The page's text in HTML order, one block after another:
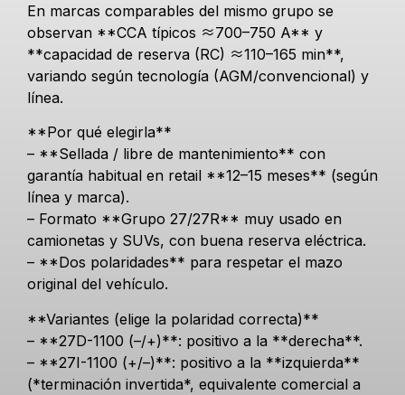
En marcas comparables del mismo grupo se
observan **CCA típicos ≈700–750 A** y
**capacidad de reserva (RC) ≈110–165 min**,
variando según tecnología (AGM/convencional) y
línea.
**Por qué elegirla**
– **Sellada / libre de mantenimiento** con
garantía habitual en retail **12–15 meses** (según
línea y marca).
– Formato **Grupo 27/27R** muy usado en
camionetas y SUVs, con buena reserva eléctrica.
– **Dos polaridades** para respetar el mazo
original del vehículo.
**Variantes (elige la polaridad correcta)**
– **27D-1100 (–/+)**: positivo a la **derecha**.
– **27I-1100 (+/–)**: positivo a la **izquierda**
(*terminación invertida*, equivalente comercial a